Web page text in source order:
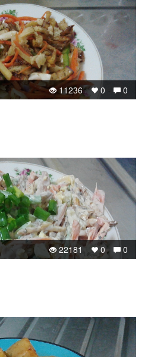
0
0
11236
0
0
22181